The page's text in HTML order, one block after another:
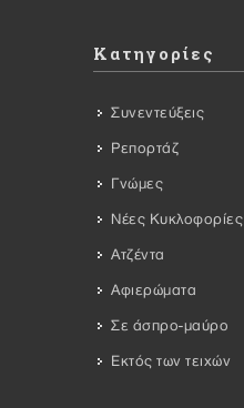
Κατηγορίες
Συνεντεύξεις
Ρεπορτάζ
Γνώμες
Νέες Κυκλοφορίες
Ατζέντα
Αφιερώματα
Σε άσπρο-μαύρο
Εκτός των τειχών